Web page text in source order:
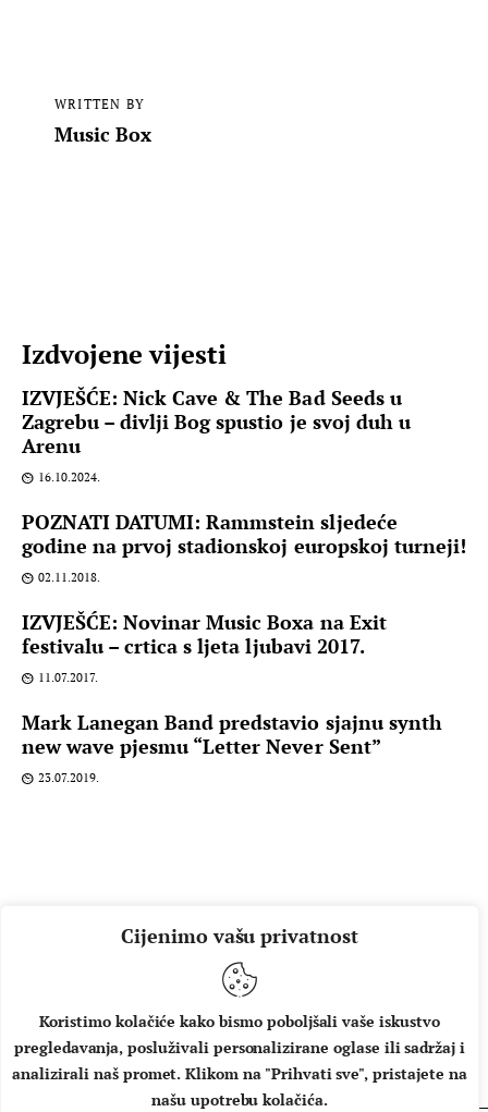
Cijenimo vašu privatnost
Koristimo kolačiće kako bismo poboljšali vaše iskustvo
pregledavanja, posluživali personalizirane oglase ili sadržaj i
analizirali naš promet. Klikom na "Prihvati sve", pristajete na
našu upotrebu kolačića.
WRITTEN BY
Music Box
Izdvojene vijesti
IZVJEŠĆE: Nick Cave & The Bad Seeds u
Zagrebu – divlji Bog spustio je svoj duh u
Arenu
16.10.2024.
POZNATI DATUMI: Rammstein sljedeće
godine na prvoj stadionskoj europskoj turneji!
02.11.2018.
IZVJEŠĆE: Novinar Music Boxa na Exit
festivalu – crtica s ljeta ljubavi 2017.
11.07.2017.
Mark Lanegan Band predstavio sjajnu synth
new wave pjesmu “Letter Never Sent”
23.07.2019.
O NAMA IMPRESSUM UVJETI KORIŠTENJA